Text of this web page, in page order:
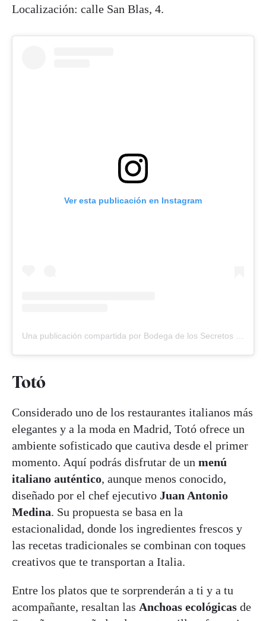
Localización: calle San Blas, 4.
Ver esta publicación en Instagram
Totó
Considerado uno de los restaurantes italianos más
elegantes y a la moda en Madrid, Totó ofrece un
ambiente sofisticado que cautiva desde el primer
momento. Aquí podrás disfrutar de un menú
italiano auténtico, aunque menos conocido,
diseñado por el chef ejecutivo Juan Antonio
Medina. Su propuesta se basa en la
estacionalidad, donde los ingredientes frescos y
las recetas tradicionales se combinan con toques
creativos que te transportan a Italia.
Entre los platos que te sorprenderán a ti y a tu
acompañante, resaltan las Anchoas ecológicas de